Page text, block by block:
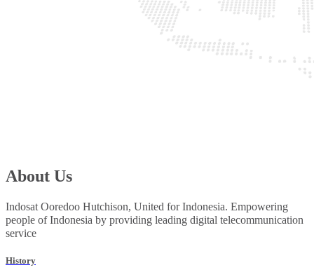
About Us
Indosat Ooredoo Hutchison, United for Indonesia. Empowering
people of Indonesia by providing leading digital telecommunication
service
History